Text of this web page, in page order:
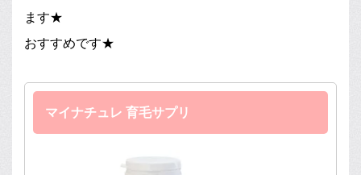
ます★
おすすめです★
マイナチュレ 育毛サプリ